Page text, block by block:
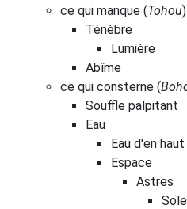
ce qui manque (Tohou)
Ténèbre
Lumière
Abîme
ce qui consterne (
Souffle palpitant
Eau
Eau d'en haut
Espace
Astres